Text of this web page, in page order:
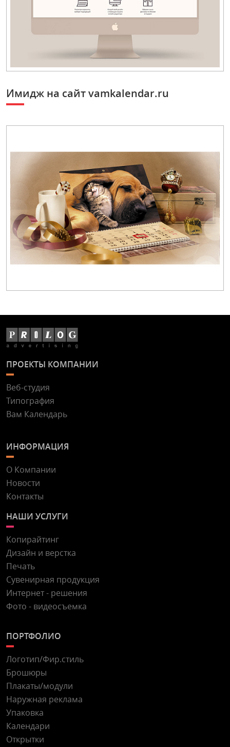
Имидж на сайт vamkalendar.ru
ПРОЕКТЫ КОМПАНИИ
Веб-студия
Типография
Вам Календарь
ИНФОРМАЦИЯ
О Компании
Новости
Контакты
НАШИ УСЛУГИ
Копирайтинг
Дизайн и верстка
Печать
Сувенирная продукция
Интернет - решения
Фото - видеосъемка
ПОРТФОЛИО
Логотип/Фир.стиль
Брошюры
Плакаты/модули
Наружная реклама
Упаковка
Календари
Открытки